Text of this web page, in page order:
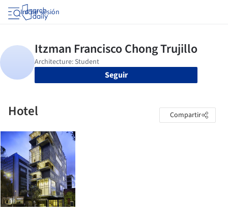
Iniciar sesión
Seguir
Hotel Compartir